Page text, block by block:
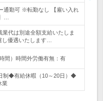
通勤可 ※転勤なし 【雇い入れ
…
代は別途全額支給いたしま
優遇いたします…
間）時間外労働有無：有
制◆有給休暇（10～20日）◆
業